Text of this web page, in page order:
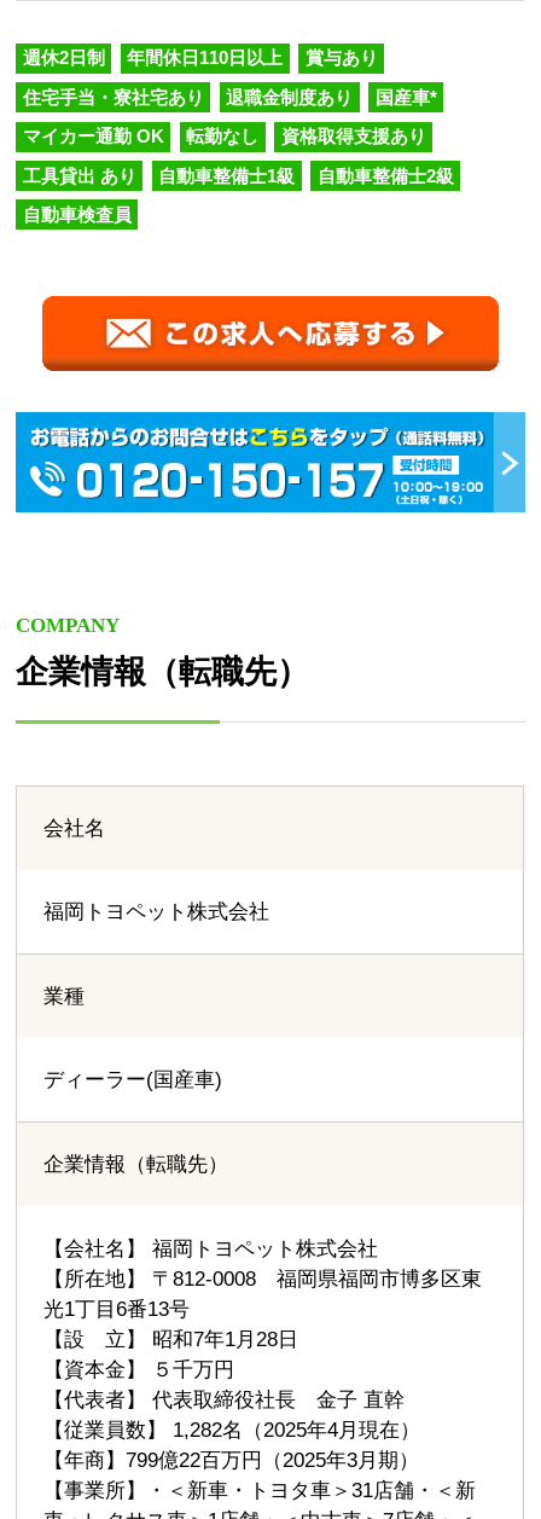
週休2日制 年間休日110日以上 賞与あり
住宅手当・寮社宅あり 退職金制度あり 国産車*
マイカー通勤 OK 転勤なし 資格取得支援あり
工具貸出 あり 自動車整備士1級 自動車整備士2級
自動車検査員
COMPANY
企業情報（転職先）
会社名
福岡トヨペット株式会社
業種
ディーラー(国産車)
企業情報（転職先）
【会社名】 福岡トヨペット株式会社
【所在地】 〒812-0008 福岡県福岡市博多区東
光1丁目6番13号
【設 立】 昭和7年1月28日
【資本金】 ５千万円
【代表者】 代表取締役社長 金子 直幹
【従業員数】 1,282名（2025年4月現在）
【年商】799億22百万円（2025年3月期）
【事業所】・＜新車・トヨタ車＞31店舗・＜新